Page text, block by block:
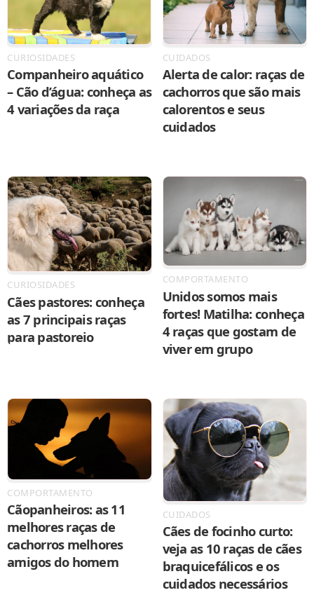
CURIOSIDADES
Companheiro aquático
– Cão d’água: conheça as
4 variações da raça
CUIDADOS
Alerta de calor: raças de
cachorros que são mais
calorentos e seus
cuidados
CURIOSIDADES
Cães pastores: conheça
as 7 principais raças
para pastoreio
COMPORTAMENTO
Unidos somos mais
fortes! Matilha: conheça
4 raças que gostam de
viver em grupo
COMPORTAMENTO
Cãopanheiros: as 11
melhores raças de
cachorros melhores
amigos do homem
CUIDADOS
Cães de focinho curto:
veja as 10 raças de cães
braquicefálicos e os
cuidados necessários